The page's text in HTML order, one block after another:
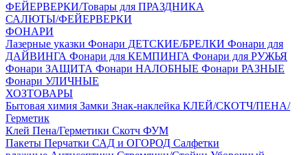
ФЕЙЕРВЕРКИ/Товары для ПРАЗДНИКА
САЛЮТЫ/ФЕЙЕРВЕРКИ
ФОНАРИ
Лазерные указки Фонари ДЕТСКИЕ/БРЕЛКИ Фонари для
ДАЙВИНГА Фонари для КЕМПИНГА Фонари для РУЖЬЯ
Фонари ЗАЩИТА Фонари НАЛОБНЫЕ Фонари РАЗНЫЕ
Фонари УЛИЧНЫЕ
ХОЗТОВАРЫ
Бытовая химия Замки Знак-наклейка КЛЕЙ/СКОТЧ/ПЕНА/
Герметик
Клей Пена/Герметики Скотч ФУМ
Пакеты Перчатки САД и ОГОРОД Салфетки